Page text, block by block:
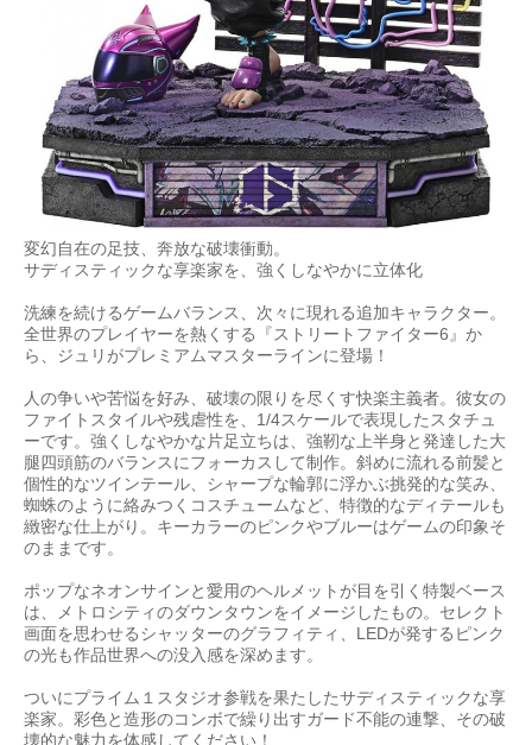
変幻自在の足技、奔放な破壊衝動。
サディスティックな享楽家を、強くしなやかに立体化
洗練を続けるゲームバランス、次々に現れる追加キャラクター。
全世界のプレイヤーを熱くする『ストリートファイター6』か
ら、ジュリがプレミアムマスターラインに登場！
人の争いや苦悩を好み、破壊の限りを尽くす快楽主義者。彼女の
ファイトスタイルや残虐性を、1/4スケールで表現したスタチュ
ーです。強くしなやかな片足立ちは、強靭な上半身と発達した大
腿四頭筋のバランスにフォーカスして制作。斜めに流れる前髪と
個性的なツインテール、シャープな輪郭に浮かぶ挑発的な笑み、
蜘蛛のように絡みつくコスチュームなど、特徴的なディテールも
緻密な仕上がり。キーカラーのピンクやブルーはゲームの印象そ
のままです。
ポップなネオンサインと愛用のヘルメットが目を引く特製ベース
は、メトロシティのダウンタウンをイメージしたもの。セレクト
画面を思わせるシャッターのグラフィティ、LEDが発するピンク
の光も作品世界への没入感を深めます。
ついにプライム１スタジオ参戦を果たしたサディスティックな享
楽家。彩色と造形のコンボで繰り出すガード不能の連撃、その破
壊的な魅力を体感してください！